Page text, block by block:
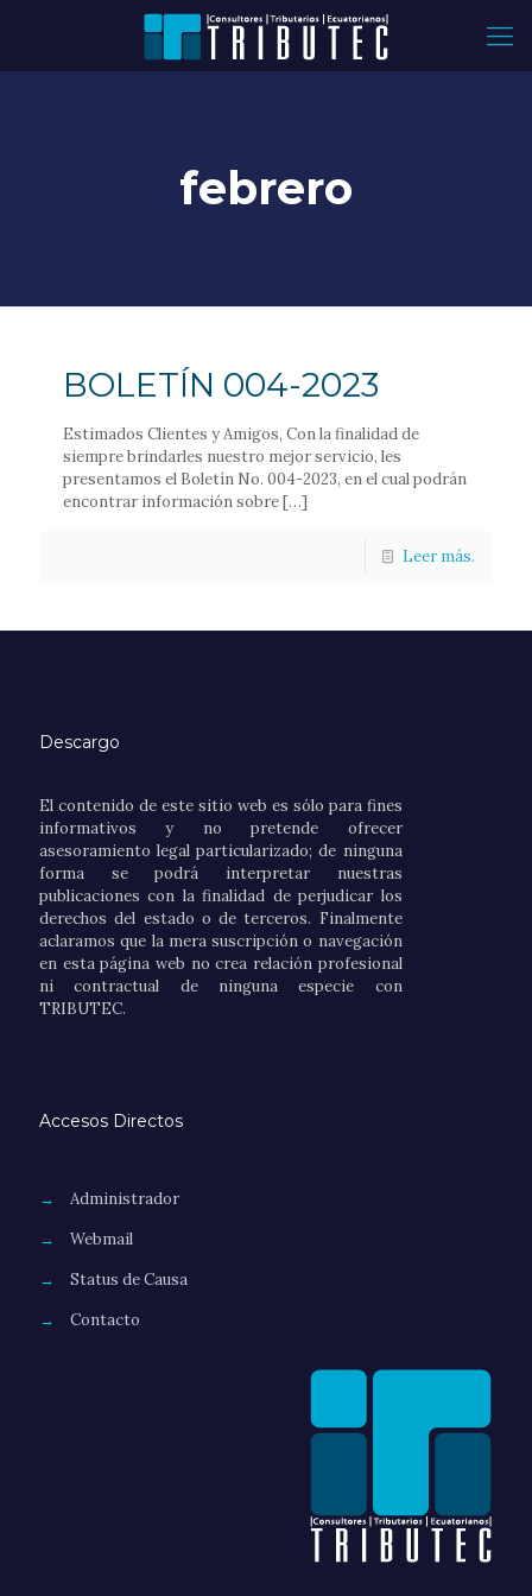
febrero
BOLETÍN 004-2023
Estimados Clientes y Amigos, Con la finalidad de
siempre brindarles nuestro mejor servicio, les
presentamos el Boletín No. 004-2023, en el cual podrán
encontrar información sobre[…]
Leer más.
Descargo
El contenido de este sitio web es sólo para fines
informativos y no pretende ofrecer
asesoramiento legal particularizado; de ninguna
forma se podrá interpretar nuestras
publicaciones con la finalidad de perjudicar los
derechos del estado o de terceros. Finalmente
aclaramos que la mera suscripción o navegación
en esta página web no crea relación profesional
ni contractual de ninguna especie con
TRIBUTEC.
Accesos Directos
→
Administrador
→
Webmail
→
Status de Causa
→
Contacto